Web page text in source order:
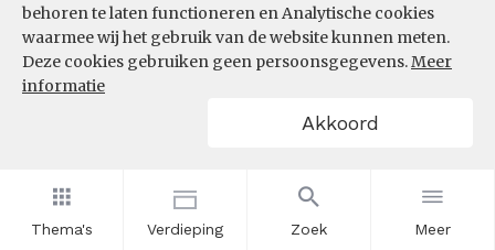
Thema's Verdieping Zoek Meer
behoren te laten functioneren en Analytische cookies
waarmee wij het gebruik van de website kunnen meten.
Deze cookies gebruiken geen persoonsgegevens.Meer
informatie
Akkoord
CBS microdata (EBB)(09-03-2026)
AANDEEL NEETS NAAR REGIO
(%)